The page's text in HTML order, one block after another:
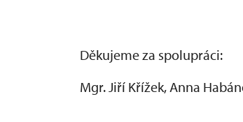
Děkujeme za spolupráci:
Mgr. Jiří Křížek, Anna